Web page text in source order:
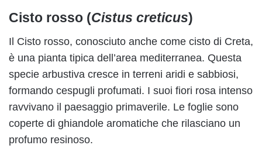
Cisto rosso (Cistus creticus)
Il Cisto rosso, conosciuto anche come cisto di Creta,
è una pianta tipica dell’area mediterranea. Questa
specie arbustiva cresce in terreni aridi e sabbiosi,
formando cespugli profumati. I suoi fiori rosa intenso
ravvivano il paesaggio primaverile. Le foglie sono
coperte di ghiandole aromatiche che rilasciano un
profumo resinoso.